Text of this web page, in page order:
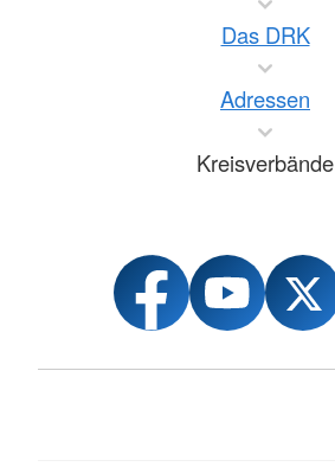
Das DRK
Adressen
Kreisverbände